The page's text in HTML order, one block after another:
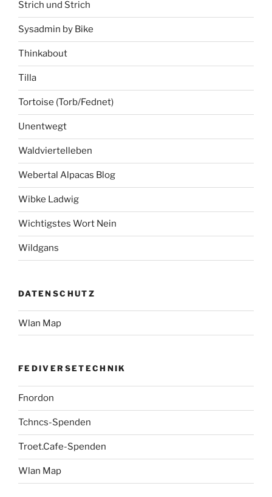
Strich und Strich
Sysadmin by Bike
Thinkabout
Tilla
Tortoise (Torb/Fednet)
Unentwegt
Waldviertelleben
Webertal Alpacas Blog
Wibke Ladwig
Wichtigstes Wort Nein
Wildgans
DATENSCHUTZ
Wlan Map
FEDIVERSETECHNIK
Fnordon
Tchncs-Spenden
Troet.Cafe-Spenden
Wlan Map